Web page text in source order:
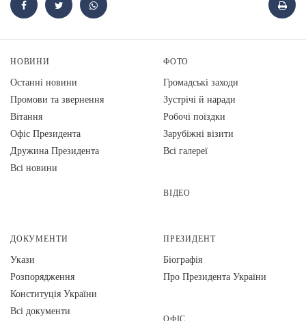
НОВИНИ
Останні новини
Промови та звернення
Вiтання
Офіс Президента
Дружина Президента
Всі новини
ФОТО
Громадські заходи
Зустрічі й наради
Робочі поїздки
Зарубіжні візити
Всі галереї
ВІДЕО
ДОКУМЕНТИ
Укази
Розпорядження
Конституція України
Всі документи
ПРЕЗИДЕНТ
Біографія
Про Президента України
ОФІС